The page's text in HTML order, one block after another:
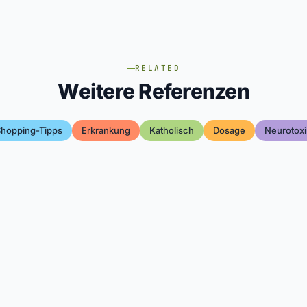
RELATED
Weitere Referenzen
Tipps Erkrankung Katholisch Dosage